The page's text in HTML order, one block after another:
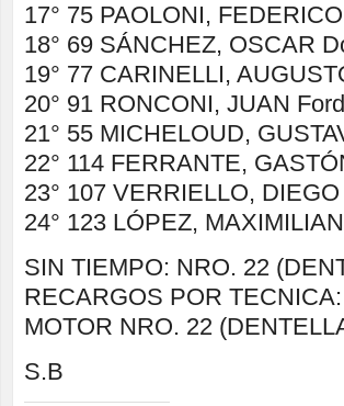
17° 75 PAOLONI,
18° 69 SÁNCHEZ, OSCAR
19° 77 CARINELLI,
20° 91 RONCONI, JUAN
21° 55 MICHELOUD,
22° 114 FERRANTE,
23° 107 VERRIELLO,
24° 123 LÓPEZ,
SIN TIEMPO: NRO. 22
RECARGOS POR
MOTOR NRO. 22
S.B